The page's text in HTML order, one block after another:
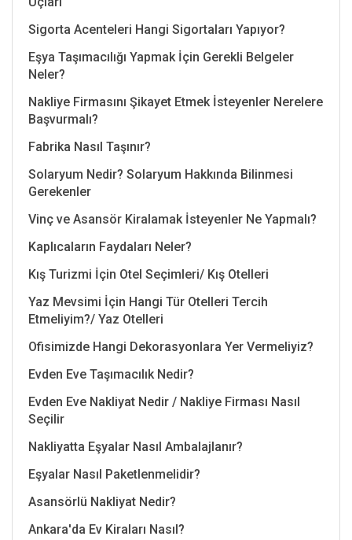
Sigorta Acenteleri Hangi Sigortaları Yapıyor?
Eşya Taşımacılığı Yapmak İçin Gerekli Belgeler
Neler?
Nakliye Firmasını Şikayet Etmek İsteyenler Nerelere
Başvurmalı?
Fabrika Nasıl Taşınır?
Solaryum Nedir? Solaryum Hakkında Bilinmesi
Gerekenler
Vinç ve Asansör Kiralamak İsteyenler Ne Yapmalı?
Kaplıcaların Faydaları Neler?
Kış Turizmi İçin Otel Seçimleri/ Kış Otelleri
Yaz Mevsimi İçin Hangi Tür Otelleri Tercih
Etmeliyim?/ Yaz Otelleri
Ofisimizde Hangi Dekorasyonlara Yer Vermeliyiz?
Evden Eve Taşımacılık Nedir?
Evden Eve Nakliyat Nedir / Nakliye Firması Nasıl
Seçilir
Nakliyatta Eşyalar Nasıl Ambalajlanır?
Eşyalar Nasıl Paketlenmelidir?
Asansörlü Nakliyat Nedir?
Ankara'da Ev Kiraları Nasıl?